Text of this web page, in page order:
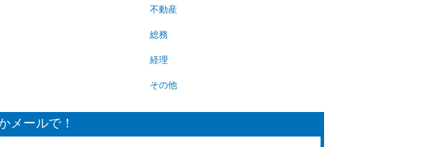
不動産
総務
経理
その他
メールで！